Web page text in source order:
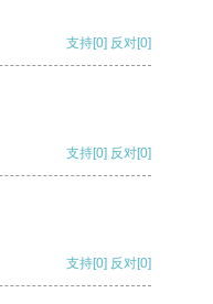
支持[0] 反对[0]
支持[0] 反对[0]
支持[0] 反对[0]